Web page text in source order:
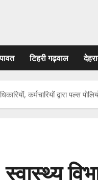
टिहरी गढ़वाल
कर्मचारियों द्वारा पल्स